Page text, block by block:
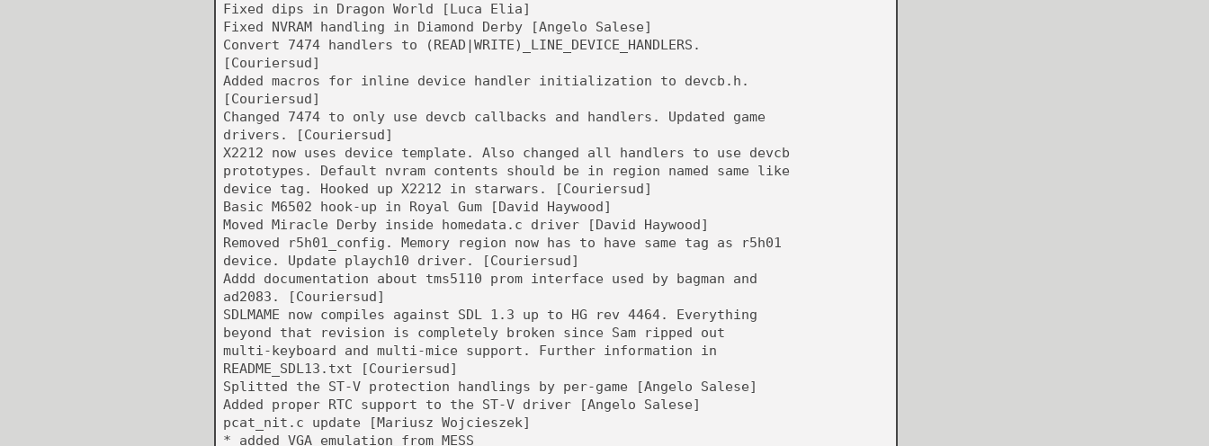
Fixed dips in Dragon World [Luca Elia]
Fixed NVRAM handling in Diamond Derby [Angelo Salese]
Convert 7474 handlers to (READ|WRITE)_LINE_DEVICE_HANDLERS.
[Couriersud]
Added macros for inline device handler initialization to devcb.h.
[Couriersud]
Changed 7474 to only use devcb callbacks and handlers. Updated game
drivers. [Couriersud]
X2212 now uses device template. Also changed all handlers to use devcb
prototypes. Default nvram contents should be in region named same like
device tag. Hooked up X2212 in starwars. [Couriersud]
Basic M6502 hook-up in Royal Gum [David Haywood]
Moved Miracle Derby inside homedata.c driver [David Haywood]
Removed r5h01_config. Memory region now has to have same tag as r5h01
device. Update playch10 driver. [Couriersud]
Addd documentation about tms5110 prom interface used by bagman and
ad2083. [Couriersud]
SDLMAME now compiles against SDL 1.3 up to HG rev 4464. Everything
beyond that revision is completely broken since Sam ripped out
multi-keyboard and multi-mice support. Further information in
README_SDL13.txt [Couriersud]
Splitted the ST-V protection handlings by per-game [Angelo Salese]
Added proper RTC support to the ST-V driver [Angelo Salese]
pcat_nit.c update [Mariusz Wojcieszek]
* added VGA emulation from MESS